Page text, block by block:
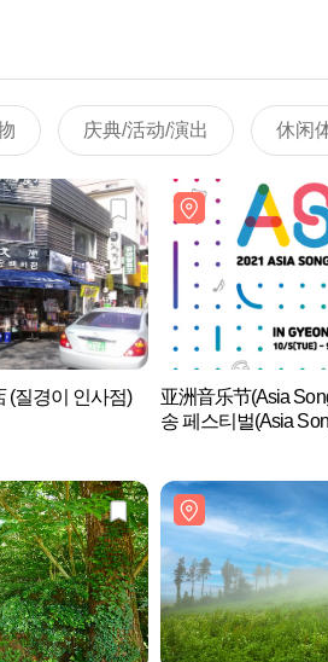
庆典/活动/演出 休闲
(질경이 인사점)
亚洲音乐节(Asia
송 페스티벌(Asia